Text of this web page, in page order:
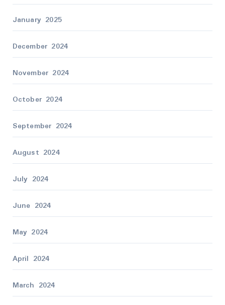
January 2025
December 2024
November 2024
October 2024
September 2024
August 2024
July 2024
June 2024
May 2024
April 2024
March 2024